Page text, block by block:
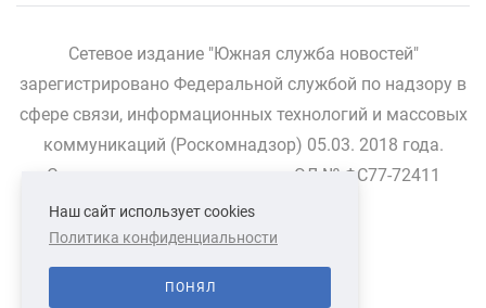
Сетевое издание "Южная служба новостей"
зарегистрировано Федеральной службой по надзору в
сфере связи, информационных технологий и массовых
коммуникаций (Роскомнадзор) 05.03. 2018 года.
Свидетельство о регистрации ЭЛ № ФС77-72411
СВЯЗАТЬСЯ С НАМИ
Наш сайт использует cookies
Политика конфиденциальности
ПОНЯЛ